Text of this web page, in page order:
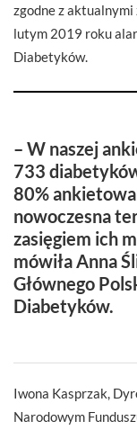
zgodne z
lutym 2019 roku
Diabetyków.
– W naszej
733
80%
nowoczesna
zasięgiem ich
mówiła Anna
Głównego
Diabetyków.
Iwona Kasprzak,
Narodowym